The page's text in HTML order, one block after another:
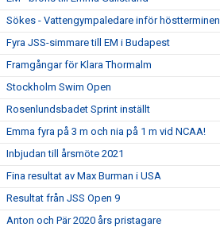
Sökes - Vattengympaledare inför höstterminen
Fyra JSS-simmare till EM i Budapest
Framgångar för Klara Thormalm
Stockholm Swim Open
Rosenlundsbadet Sprint inställt
Emma fyra på 3 m och nia på 1 m vid NCAA!
Inbjudan till årsmöte 2021
Fina resultat av Max Burman i USA
Resultat från JSS Open 9
Anton och Pär 2020 års pristagare